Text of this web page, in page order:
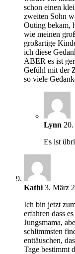
schon einen
zweiten Sohn
Outing bekam,
wie meinen
großartige
ich diese
ABER es ist
Gefühl mit der
so viele
Lynn
Es ist
Kathi 3. März
Ich bin jetzt
erfahren dass
Jungsmama,
schlimmsten
enttäuschen,
Tage bestimmt